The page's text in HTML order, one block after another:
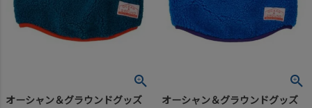
オーシャン＆グラウンドグッズ オーシャン＆グラウンドグッズ